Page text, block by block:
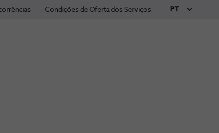
Condições de Oferta dos Serviços PT